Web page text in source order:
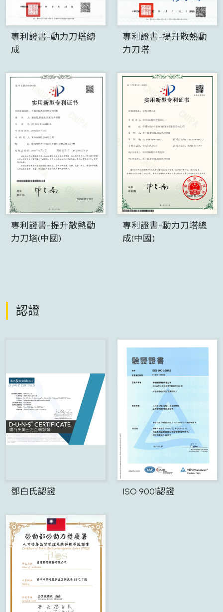
專利證書-動力刀塔總
成
專利證書-提升散熱動
力刀塔
專利證書-提升散熱動
力刀塔(中國)
專利證書-動力刀塔總
成(中國)
認證
鄧白氏認證 ISO 9001認證